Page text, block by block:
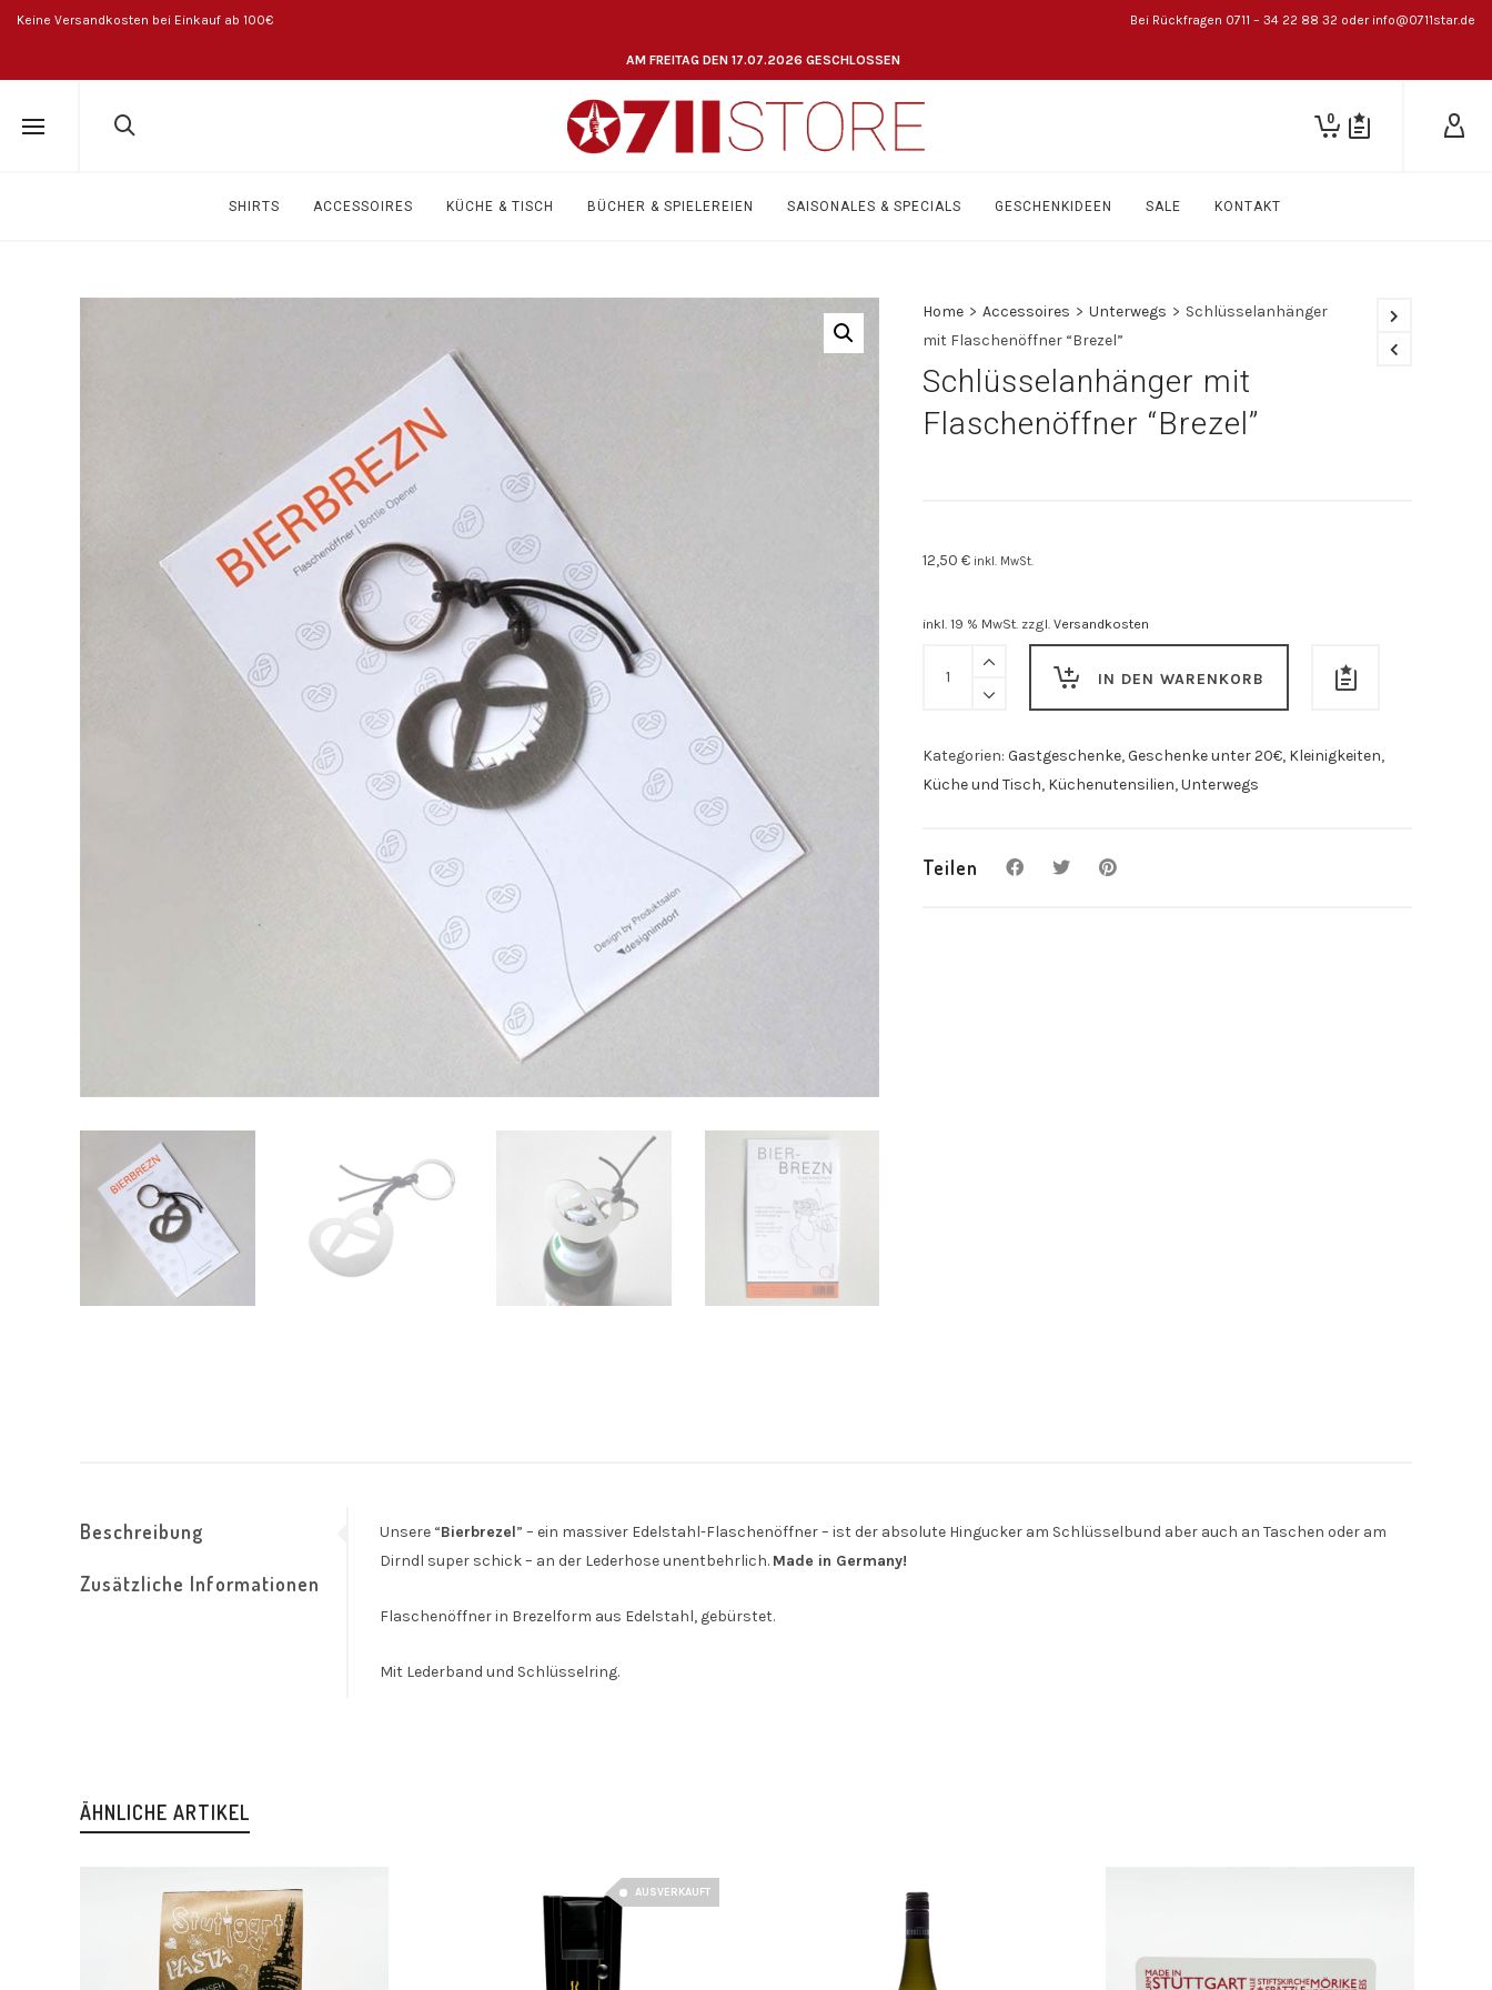
Keine Versandkosten bei Einkauf ab 100€ Bei Rückfragen 0711 – 34 22 88 32 oder info@0711star.de
AM FREITAG DEN 17.07.2026 GESCHLOSSEN
0
SHIRTS ACCESSOIRES KÜCHE & TISCH BÜCHER & SPIELEREIEN SAISONALES & SPECIALS GESCHENKIDEEN SALE KONTAKT
Home > Accessoires > Unterwegs > Schlüsselanhänger
mit Flaschenöffner “Brezel”
Schlüsselanhänger mit
Flaschenöffner “Brezel”
12,50 € inkl. MwSt.
inkl. 19 % MwSt. zzgl. Versandkosten
Schlüsselanhänger
Flaschenöffner
IN DEN WARENKORB
Kategorien: Gastgeschenke,Geschenke unter 20€, Kleinigkeiten,
Küche und Tisch, Küchenutensilien,Unterwegs
Teilen
Beschreibung
Zusätzliche Informationen
Unsere “Bierbrezel” – ein massiver Edelstahl-Flaschenöffner – ist der absolute Hingucker am Schlüsselbund aber auch an Taschen oder am
Dirndl super schick – an der Lederhose unentbehrlich. Made in Germany!
Flaschenöffner in Brezelform aus Edelstahl, gebürstet.
Mit Lederband und Schlüsselring.
ÄHNLICHE ARTIKEL
AUSVERKAUFT